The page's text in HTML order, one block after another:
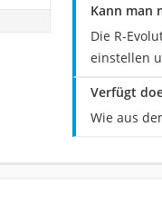
Kann man
Die R-
einstellen
Verfügt
Wie aus